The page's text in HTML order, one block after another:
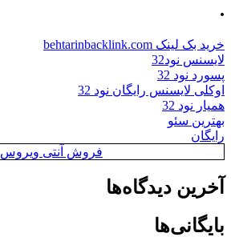
.
خرید بک لینک behtarinbacklink.com
لایسنس نود32
پسورد نود 32
اوکلی لایسنس رایگان نود 32
همیار نود 32
بهترین سئو
رایگان
فروش آنتی ویروس
آخرین دیدگاه‌ها
بایگانی‌ها